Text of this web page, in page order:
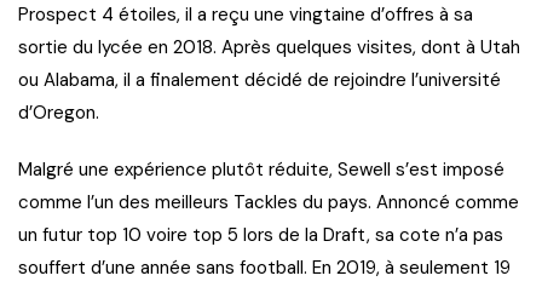
Prospect 4 étoiles, il a reçu une vingtaine d’offres à sa
sortie du lycée en 2018. Après quelques visites, dont à Utah
ou Alabama, il a finalement décidé de rejoindre l’université
d’Oregon.
Malgré une expérience plutôt réduite, Sewell s’est imposé
comme l’un des meilleurs Tackles du pays. Annoncé comme
un futur top 10 voire top 5 lors de la Draft, sa cote n’a pas
souffert d’une année sans football. En 2019, à seulement 19